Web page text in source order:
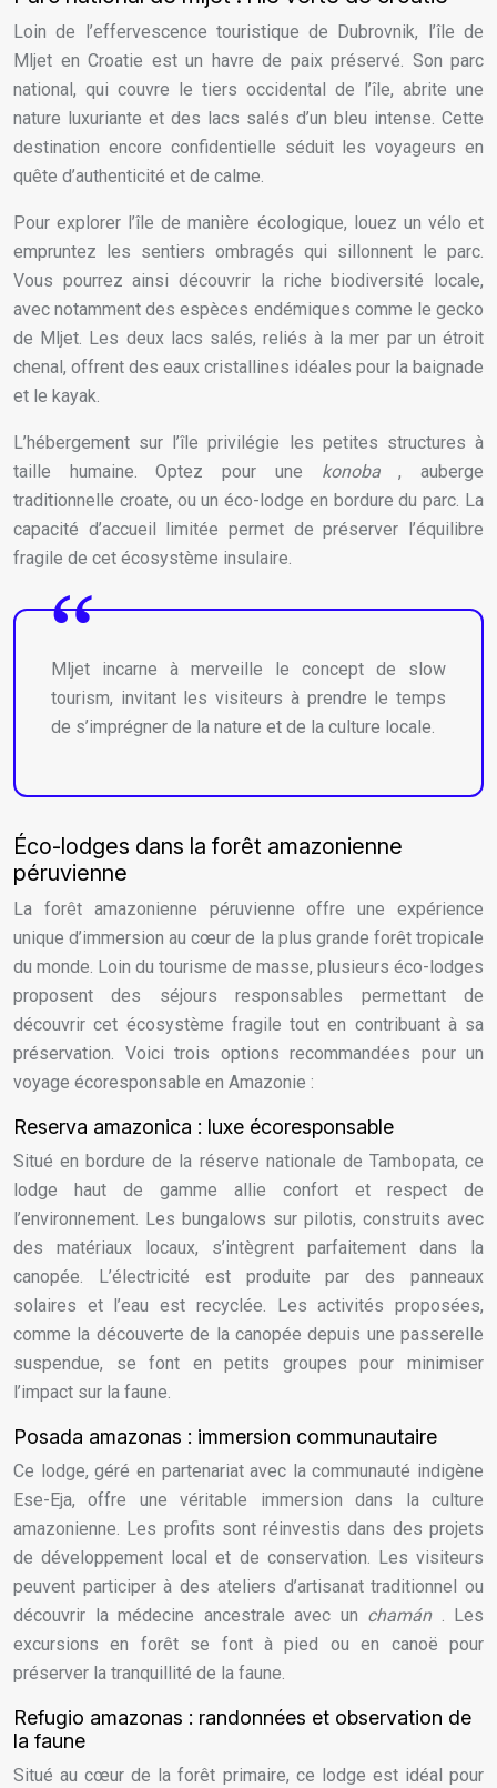
Loin de l’effervescence touristique de Dubrovnik, l’île de
Mljet en Croatie est un havre de paix préservé. Son parc
national, qui couvre le tiers occidental de l’île, abrite une
nature luxuriante et des lacs salés d’un bleu intense. Cette
destination encore confidentielle séduit les voyageurs en
quête d’authenticité et de calme.
Pour explorer l’île de manière écologique, louez un vélo et
empruntez les sentiers ombragés qui sillonnent le parc.
Vous pourrez ainsi découvrir la riche biodiversité locale,
avec notamment des espèces endémiques comme le gecko
de Mljet. Les deux lacs salés, reliés à la mer par un étroit
chenal, offrent des eaux cristallines idéales pour la baignade
et le kayak.
L’hébergement sur l’île privilégie les petites structures à
taille humaine. Optez pour une konoba, auberge
traditionnelle croate, ou un éco-lodge en bordure du parc. La
capacité d’accueil limitée permet de préserver l’équilibre
fragile de cet écosystème insulaire.
Mljet incarne à merveille le concept de slow
tourism, invitant les visiteurs à prendre le temps
de s’imprégner de la nature et de la culture locale.
Éco-lodges dans la forêt amazonienne
péruvienne
La forêt amazonienne péruvienne offre une expérience
unique d’immersion au cœur de la plus grande forêt tropicale
du monde. Loin du tourisme de masse, plusieurs éco-lodges
proposent des séjours responsables permettant de
découvrir cet écosystème fragile tout en contribuant à sa
préservation. Voici trois options recommandées pour un
voyage écoresponsable en Amazonie :
Reserva amazonica : luxe écoresponsable
Situé en bordure de la réserve nationale de Tambopata, ce
lodge haut de gamme allie confort et respect de
l’environnement. Les bungalows sur pilotis, construits avec
des matériaux locaux, s’intègrent parfaitement dans la
canopée. L’électricité est produite par des panneaux
solaires et l’eau est recyclée. Les activités proposées,
comme la découverte de la canopée depuis une passerelle
suspendue, se font en petits groupes pour minimiser
l’impact sur la faune.
Posada amazonas : immersion communautaire
Ce lodge, géré en partenariat avec la communauté indigène
Ese-Eja, offre une véritable immersion dans la culture
amazonienne. Les profits sont réinvestis dans des projets
de développement local et de conservation. Les visiteurs
peuvent participer à des ateliers d’artisanat traditionnel ou
découvrir la médecine ancestrale avec un chamán . Les
excursions en forêt se font à pied ou en canoë pour
préserver la tranquillité de la faune.
Refugio amazonas : randonnées et observation de
la faune
Situé au cœur de la forêt primaire, ce lodge est idéal pour